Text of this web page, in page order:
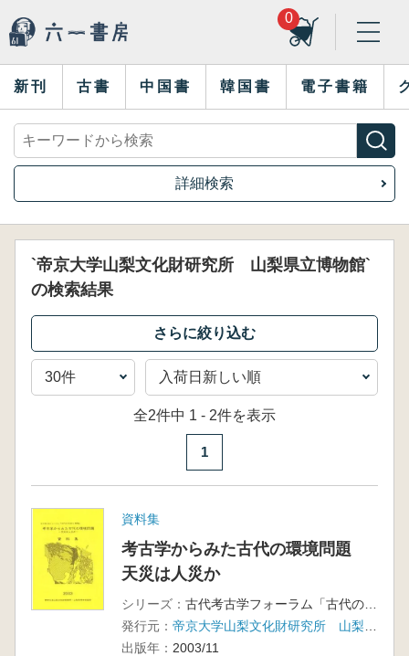
0
新刊 古書 中国書 韓国書 電子書籍
詳細検索
`帝京大学山梨文化財研究所 山梨県立博物館`
の検索結果
全2件中 1 - 2件を表示
1
資料集
考古学からみた古代の環境問題
天災は人災か
シリーズ：
古代考古学フォーラム「古代の社会と環境」
発行元：
出版年： 2003/11